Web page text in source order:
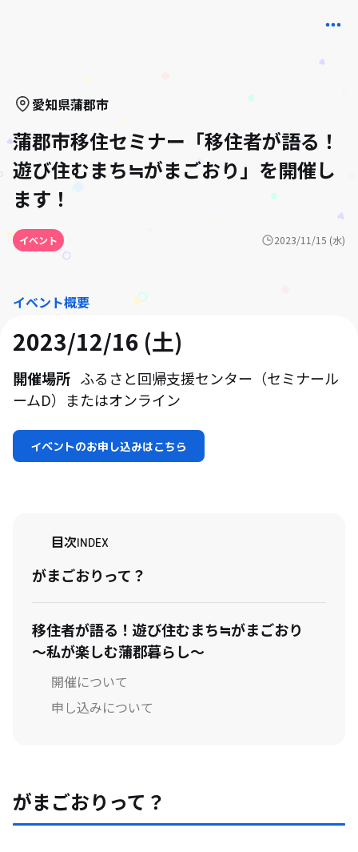
愛知県蒲郡市
蒲郡市移住セミナー「移住者が語る！
遊び住むまち≒がまごおり」を開催し
ます！
イベント 2023/11/15 (水)
イベント概要
2023/12/16 (土)
開催場所 ふるさと回帰支援センター（セミナール
ームD）またはオンライン
イベントのお申し込みはこちら
目次INDEX
がまごおりって？
移住者が語る！遊び住むまち≒がまごおり
～私が楽しむ蒲郡暮らし～
開催について
申し込みについて
がまごおりって？